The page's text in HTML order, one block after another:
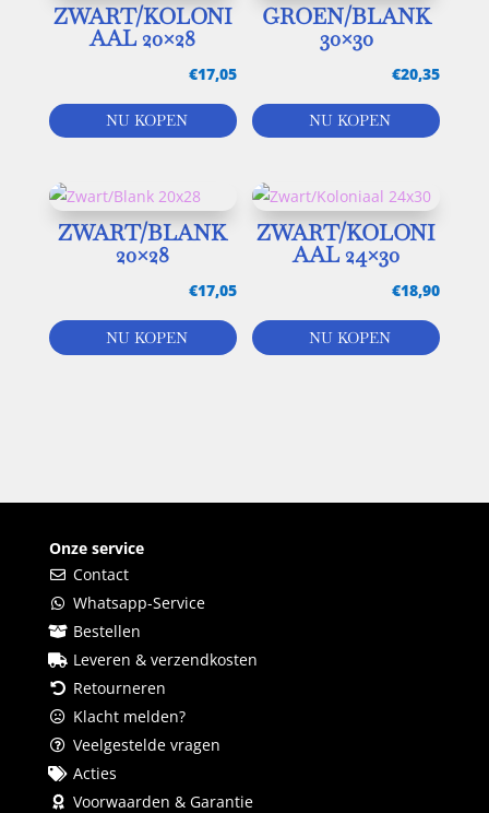
ZWART/KOLONI
AAL 20×28
€17,05
NU KOPEN
GROEN/BLANK
30×30
€20,35
NU KOPEN
ZWART/BLANK
20×28
€17,05
NU KOPEN
ZWART/KOLONI
AAL 24×30
€18,90
NU KOPEN
Onze service
Contact
Whatsapp-Service
Bestellen
Leveren & verzendkosten
Retourneren
Klacht melden?
Veelgestelde vragen
Acties
Voorwaarden & Garantie